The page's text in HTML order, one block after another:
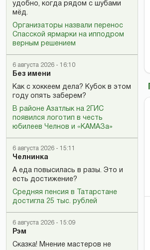
удобно, когда рядом с шубами
мёд.
Организаторы назвали перенос
Спасской ярмарки на ипподром
верным решением
6 августа 2026 - 16:10
Без имени
Как с хоккеем дела? Кубок в этом
году опять заберем?
В районе Азатлык на 2ГИС
появился логотип в честь
юбилеев Челнов и «КАМАЗа»
6 августа 2026 - 15:11
Челнинка
А еда повысилась в разы. Это и
есть достижение?
Средняя пенсия в Татарстане
достигла 25 тыс. рублей
6 августа 2026 - 15:09
Рэм
Сказка! Мнение мастеров не